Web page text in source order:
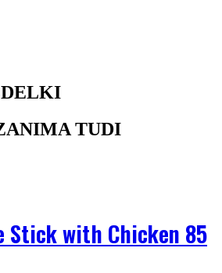
TUDI
Stick with Chicken 85